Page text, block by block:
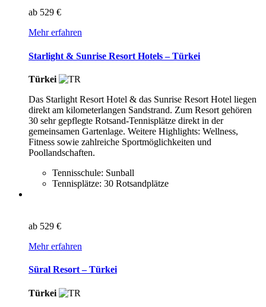
ab 529 €
Mehr erfahren
Starlight & Sunrise Resort Hotels – Türkei
Türkei
Das Starlight Resort Hotel & das Sunrise Resort Hotel liegen
direkt am kilometerlangen Sandstrand. Zum Resort gehören
30 sehr gepflegte Rotsand-Tennisplätze direkt in der
gemeinsamen Gartenlage. Weitere Highlights: Wellness,
Fitness sowie zahlreiche Sportmöglichkeiten und
Poollandschaften.
Tennisschule: Sunball
Tennisplätze: 30 Rotsandplätze
ab 529 €
Mehr erfahren
Süral Resort – Türkei
Türkei